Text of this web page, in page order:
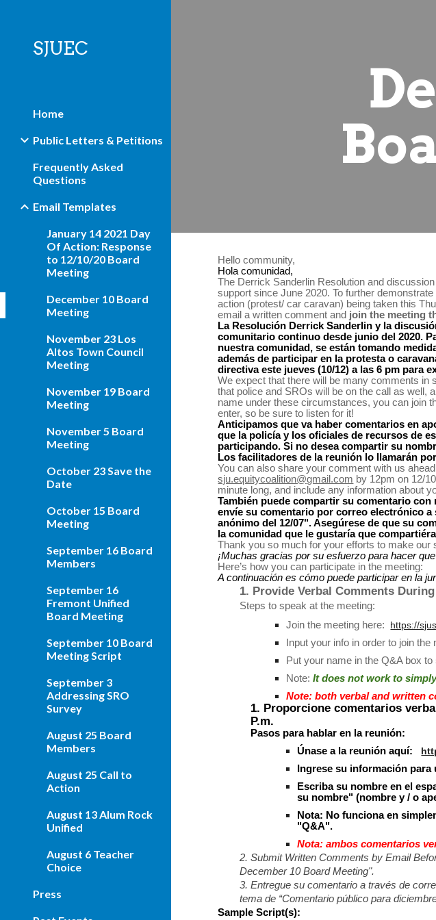
SJUEC
Home
Public Letters & Petitions
Frequently Asked
Questions
Email Templates
January 14 2021 Day
Of Action: Response
to 12/10/20 Board
Meeting
December 10 Board
Meeting
November 23 Los
Altos Town Council
Meeting
November 19 Board
Meeting
November 5 Board
Meeting
October 23 Save the
Date
October 15 Board
Meeting
September 16 Board
Members
September 16
Fremont Unified
Board Meeting
September 10 Board
Meeting Script
September 3
Addressing SRO
Survey
August 25 Board
Members
August 25 Call to
Action
August 13 Alum Rock
Unified
August 6 Teacher
Choice
Press
Hello community,
Hola comunidad,
The Derrick Sanderlin Resolution and
support since June 2020. To further
action (protest/ car caravan) being taken this
email a written comment and join the meeting
La Resolución Derrick Sanderlin y la
comunitario continuo desde junio del 2020.
nuestra comunidad, se están tomando
además de participar en la protesta o
directiva este jueves (10/12) a las 6 pm para
We expect that there will be many comments
that police and SROs will be on the call as well,
name under these circumstances, you can join
enter, so be sure to listen for it!
Anticipamos que va haber comentarios en
que la policía y los oficiales de recursos de
participando. Si no desea compartir su
Los facilitadores de la reunión lo llamarán
sju.equitycoalition@gmail.com by 12pm on 12/
También puede compartir su comentario
envíe su comentario por correo electrónico
anónimo del 12/07". Asegúrese de que su
la comunidad que le gustaría que
Thank you so much for your efforts to make our
¡Muchas gracias por su esfuerzo para hacer
Here’s how you can participate in the meeting:
A continuación es cómo puede participar en la
1. Provide Verbal Comments
Steps to speak at the meeting:
Join the meeting here:
https://
Input your info in order to join the
Put your name in the Q&A box
Note: It does not work to
Note: both verbal and written
1. Proporcione comentarios
P.m.
Pasos para hablar en la reunión:
Únase a la reunión aquí:
Ingrese su información
Escriba su nombre en el
su nombre" (nombre y / o
Nota: No funciona en
"Q&A".
Nota: ambos comentarios
2. Submit Written Comments by Email
December 10 Board Meeting".
3. Entregue su comentario a través de
tema de “Comentario público para
Sample Script(s):